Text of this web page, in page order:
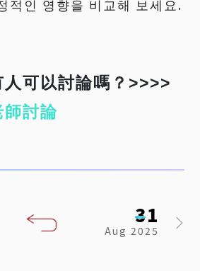
적인 영향을 비교해 보세요.
可以討論嗎？>>>>
師討論
31
Aug 2025